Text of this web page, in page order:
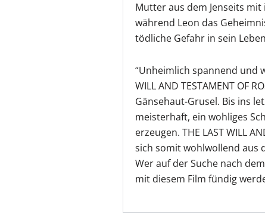
Mutter aus dem Jenseits
während Leon das
tödliche Gefahr in sein
“Unheimlich spannend und
WILL AND TESTAMENT OF
Gänsehaut-Grusel. Bis ins
meisterhaft, ein wohliges
erzeugen. THE LAST WILL
sich somit wohlwollend aus
Wer auf der Suche nach
mit diesem Film fündig